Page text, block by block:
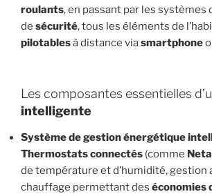
roulants, en passant par les systèmes
de sécurité, tous les éléments de
pilotablesà distance viasmartphone
Les composantes essentielles
intelligente
Système de gestion énergétique
Thermostats connectés (comme
de température et d’humidité, gestion
chauffage permettant des économies